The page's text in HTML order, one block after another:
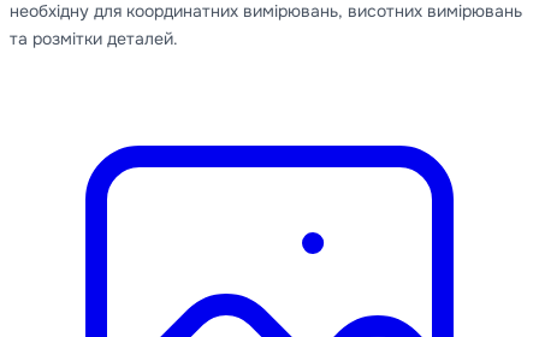
необхідну для координатних вимірювань, висотних вимірювань
та розмітки деталей.